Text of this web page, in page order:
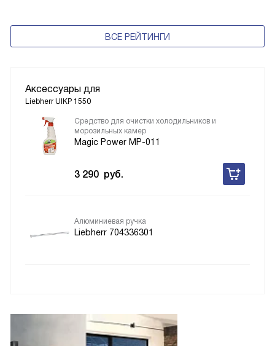
ВСЕ РЕЙТИНГИ
Аксессуары для
Liebherr UIKP 1550
Средство для очистки холодильников и
морозильных камер
Magic Power MP-011
3 290 руб.
Алюминиевая ручка
Liebherr 704336301